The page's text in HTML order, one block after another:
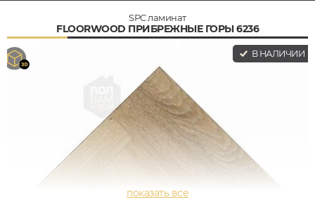
SPC ламинат
FLOORWOOD ПРИБРЕЖНЫЕ ГОРЫ 6236
В НАЛИЧИИ